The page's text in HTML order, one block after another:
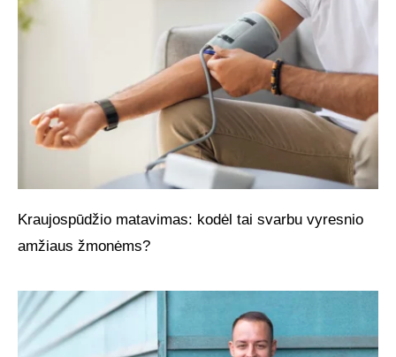
Kraujospūdžio matavimas: kodėl tai svarbu vyresnio
amžiaus žmonėms?